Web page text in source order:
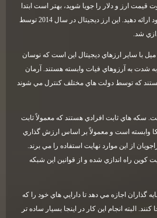
قيمت ارز و دلار را جويا شويد، بهتر است ابتدا
اطلاعاتي در مورد ارز ديجيتال خود ارائه دهيد. اين ارز ديجيتال در سال 2014 توسط
شد.
با ساير ارزهاي ديجيتال اين است كه نوسان
به شدت به آرزوهاي فيات وابسته هستند. آرمان
هستند كه توسط دولت هاي مختلف كنترل مي شوند
سكه هاي ثابت افرادي هستند كه معمولاً ثابت
وابسته است و معمولاً بر اساس ارزش گذاري
از اين موارد نهايت استفاده را مي برند.
كوين راه اندازي شده و از قوانين اين شبكه
گذاران اجازه مي دهد تا دارايي هاي خود را كه
البته انجام اين كار در اينجا بسيار ساده تر